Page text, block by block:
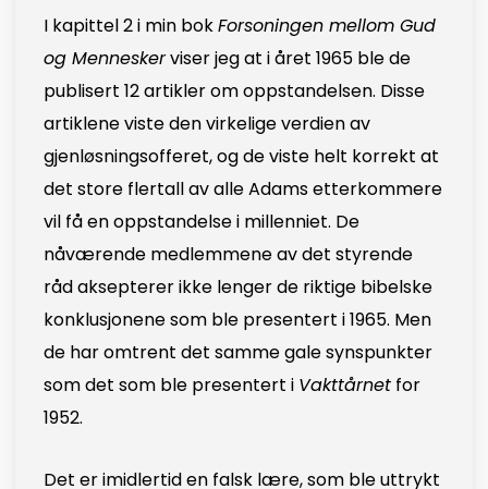
I kapittel 2 i min bokForsoningen mellom Gud
og Menneskerviser jeg at i året 1965 ble de
publisert 12 artikler om oppstandelsen. Disse
artiklene viste den virkelige verdien av
gjenløsningsofferet, og de viste helt korrekt at
det store flertall av alle Adams etterkommere
vil få en oppstandelse i millenniet. De
nåværende medlemmene av det styrende
råd aksepterer ikke lenger de riktige bibelske
konklusjonene som ble presentert i 1965. Men
de har omtrent det samme gale synspunkter
som det som ble presentert i Vakttårnet for
1952.
Det er imidlertid en falsk lære, som ble uttrykt